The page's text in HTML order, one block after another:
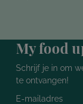
My food
Schrijf je in om
te ontvangen!
E-mailadres